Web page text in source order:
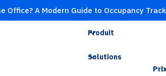
Office? A Modern Guide to Occupancy
Produit
Solutions